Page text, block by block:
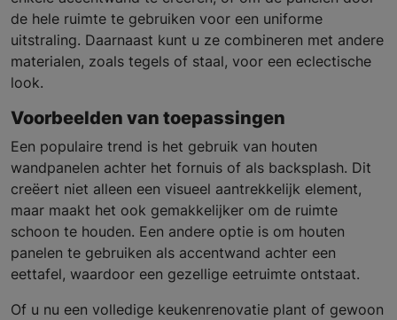
de hele ruimte te gebruiken voor een uniforme
uitstraling. Daarnaast kunt u ze combineren met andere
materialen, zoals tegels of staal, voor een eclectische
look.
Voorbeelden van toepassingen
Een populaire trend is het gebruik van houten
wandpanelen achter het fornuis of als backsplash. Dit
creëert niet alleen een visueel aantrekkelijk element,
maar maakt het ook gemakkelijker om de ruimte
schoon te houden. Een andere optie is om houten
panelen te gebruiken als accentwand achter een
eettafel, waardoor een gezellige eetruimte ontstaat.
Of u nu een volledige keukenrenovatie plant of gewoon